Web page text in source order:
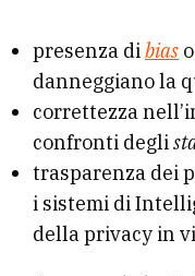
presenza dibias
danneggiano la
correttezza
confronti degli
trasparenza dei
i sistemi di
della privacy in